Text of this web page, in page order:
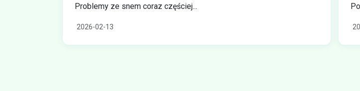
Problemy ze snem coraz częściej...
2026-02-13